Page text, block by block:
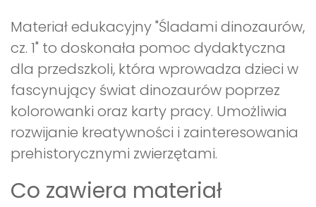
Materiał edukacyjny "Śladami dinozaurów,
cz. 1" to doskonała pomoc dydaktyczna
dla przedszkoli, która wprowadza dzieci w
fascynujący świat dinozaurów poprzez
kolorowanki oraz karty pracy. Umożliwia
rozwijanie kreatywności i zainteresowania
prehistorycznymi zwierzętami.
Co zawiera materiał